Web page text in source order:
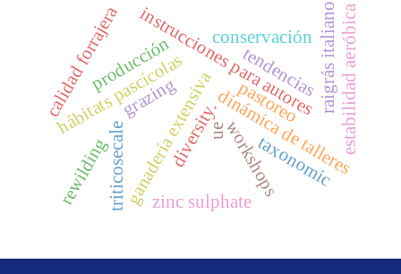
instrucciones para autores
conservación
ganadería extensiva
hábitats pascícolas dinámica de talleres
workshops
triticosecale
calidad forrajera
zinc sulphate
raigrás italiano
pastoreo
grazing
taxonomic
diversity.
ue
tendencias
producción estabilidad aeróbica
rewilding